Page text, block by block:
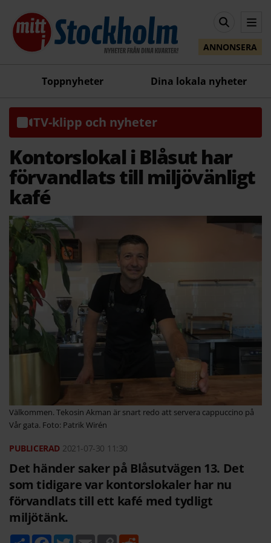
ANNONSERA
Toppnyheter Dina lokala nyheter
TV-klipp och nyheter
Kontorslokal i Blåsut har
förvandlats till miljövänligt
kafé
Välkommen. Tekosin Akman är snart redo att servera cappuccino på
Vår gata. Foto: Patrik Wirén
2021-07-30 11:30
Det händer saker på Blåsutvägen 13. Det
som tidigare var kontorslokaler har nu
förvandlats till ett kafé med tydligt
miljötänk.
D F T E C